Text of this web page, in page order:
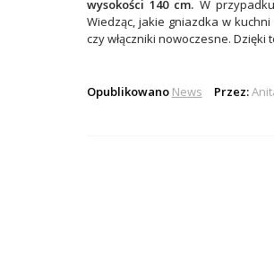
wysokości 140 cm. W
Wiedząc, jakie gniazdka w
czywłączniki nowoczesne. Dzięki
Opublikowano News Przez: